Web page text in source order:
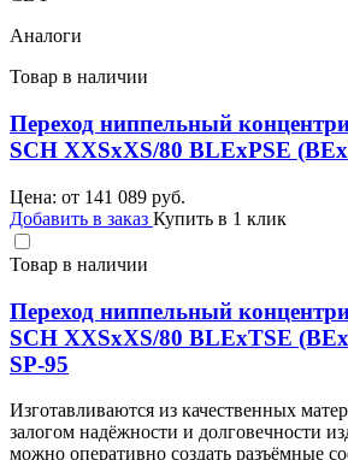
Аналоги
Товар в наличии
Переход ниппельный
SCH XXSхXS/80 BLEхPSE
Цена: от 141 089 руб.
Добавить в заказ Купить в 1 клик
Товар в наличии
Переход ниппельный
SCH XXSхXS/80 BLEхTSE
SP-95
Изготавливаются из качественных
залогом надёжности и долговечности
можно оперативно создать разъёмные